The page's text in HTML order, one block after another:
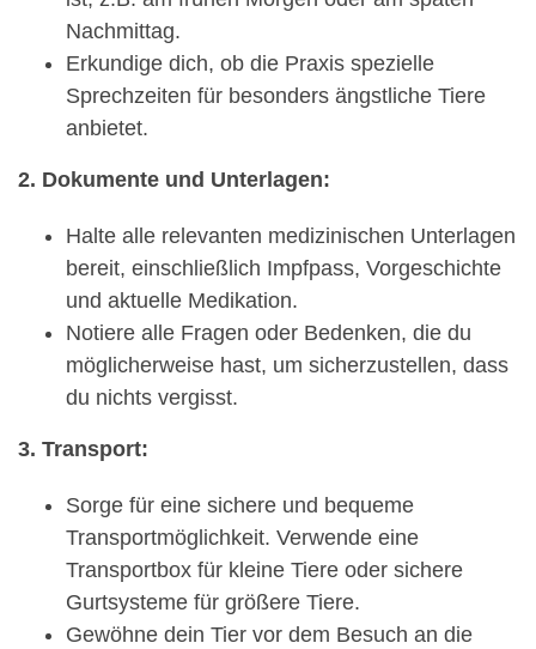
Nachmittag.
Erkundige dich, ob die Praxis spezielle
Sprechzeiten für besonders ängstliche Tiere
anbietet.
2. Dokumente und Unterlagen:
Halte alle relevanten medizinischen Unterlagen
bereit, einschließlich Impfpass, Vorgeschichte
und aktuelle Medikation.
Notiere alle Fragen oder Bedenken, die du
möglicherweise hast, um sicherzustellen, dass
du nichts vergisst.
3. Transport:
Sorge für eine sichere und bequeme
Transportmöglichkeit. Verwende eine
Transportbox für kleine Tiere oder sichere
Gurtsysteme für größere Tiere.
Gewöhne dein Tier vor dem Besuch an die